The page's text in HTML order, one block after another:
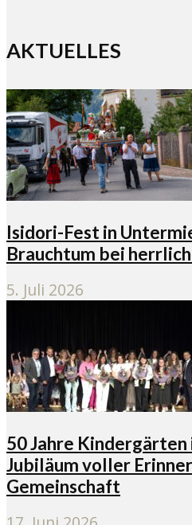
AKTUELLES
Isidori-Fest in
Brauchtum bei
5. Juli 2026
50 Jahre Kindergärten
Jubiläum voller
Gemeinschaft